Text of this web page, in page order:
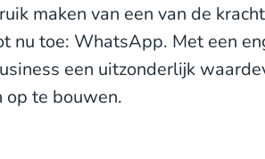
maken van een van de
nu toe: WhatsApp. Met een
een uitzonderlijk
te bouwen.